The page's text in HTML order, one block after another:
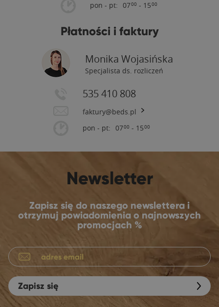
pon - pt: 0700 - 1500
Płatności i faktury
Monika Wojasińska
Specjalista ds. rozliczeń
535 410 808
faktury@beds.pl
pon - pt: 0700 - 1500
Newsletter
Zapisz się do naszego newslettera i
otrzymuj powiadomienia o najnowszych
promocjach %
Zapisz się